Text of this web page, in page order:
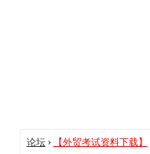
论坛› 【外贸考试资料下载】